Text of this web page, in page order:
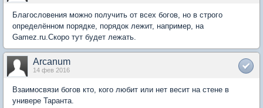
Благословения можно получить от всех богов, но в строго
определённом порядке, порядок лежит, например, на
Gamez.ru.Скоро тут будет лежать.
Arcanum
14 фев 2016
Взаимосвязи богов кто, кого любит или нет весит на стене в
универе Таранта.